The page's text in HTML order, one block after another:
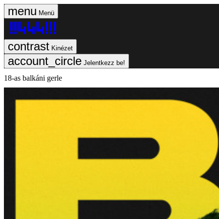
Menü
Kinézet
Jelentkezz be!
18-as balkáni gerle